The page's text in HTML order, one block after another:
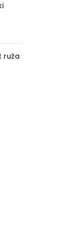
ruža